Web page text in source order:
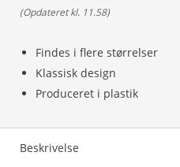
Findes i flere størrelser
Klassisk design
Produceret i plastik
(Opdateret kl. 11.58)
Beskrivelse